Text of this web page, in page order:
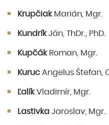
KrupčiakMarián, Mgr.
KundríkJán, ThDr., PhD.
KupčákRoman, Mgr.
Kuruc Angelus Štefan,
ĽalíkVladimír, Mgr.
Lastivka Jaroslav, Mgr.